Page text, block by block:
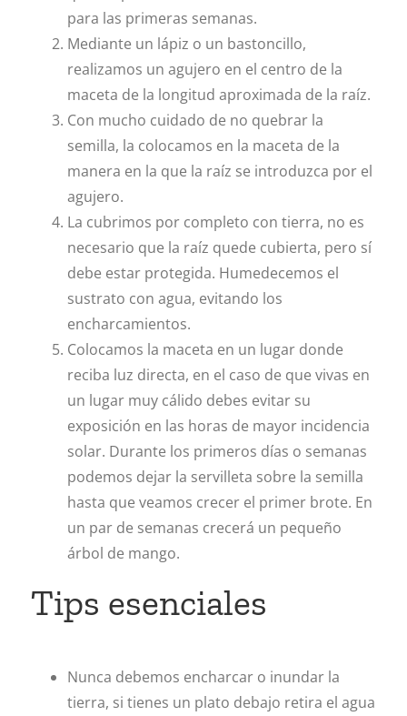
para las primeras semanas.
Mediante un lápiz o un bastoncillo,
realizamos un agujero en el centro de la
maceta de la longitud aproximada de la raíz.
Con mucho cuidado de no quebrar la
semilla, la colocamos en la maceta de la
manera en la que la raíz se introduzca por el
agujero.
La cubrimos por completo con tierra, no es
necesario que la raíz quede cubierta, pero sí
debe estar protegida. Humedecemos el
sustrato con agua, evitando los
encharcamientos.
Colocamos la maceta en un lugar donde
reciba luz directa, en el caso de que vivas en
un lugar muy cálido debes evitar su
exposición en las horas de mayor incidencia
solar. Durante los primeros días o semanas
podemos dejar la servilleta sobre la semilla
hasta que veamos crecer el primer brote. En
un par de semanas crecerá un pequeño
árbol de mango.
Tips esenciales
Nunca debemos encharcar o inundar la
tierra, si tienes un plato debajo retira el agua